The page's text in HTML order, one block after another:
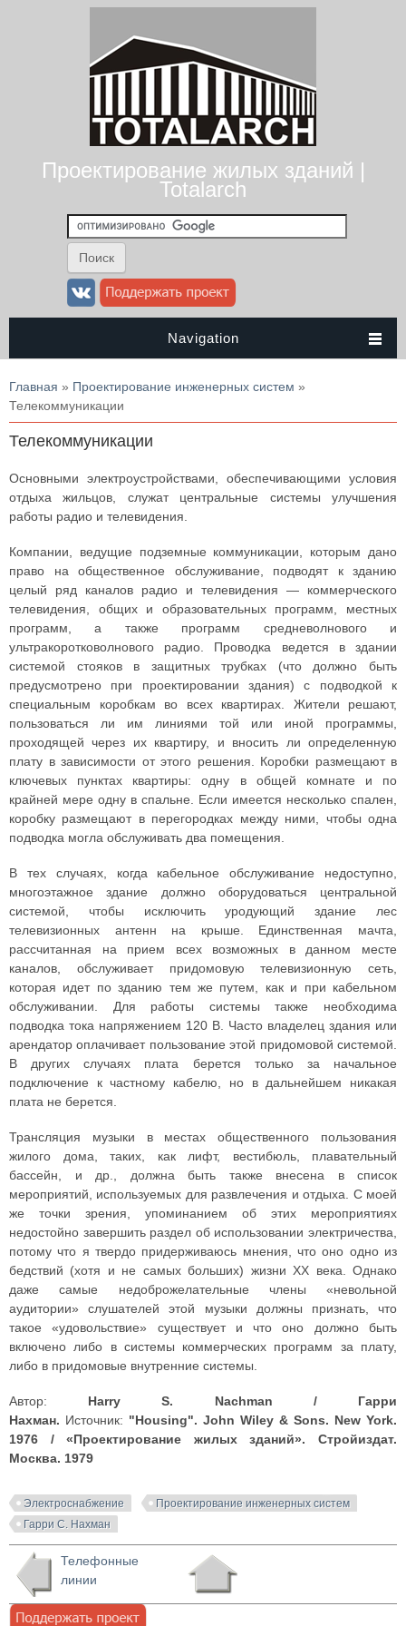
Проектирование жилых зданий |
Totalarch
Navigation
Вы здесь
Главная » Проектирование инженерных систем »
Телекоммуникации
Телекоммуникации
Основными электроустройствами, обеспечивающими условия
отдыха жильцов, служат центральные системы улучшения
работы радио и телевидения.
Компании, ведущие подземные коммуникации, которым дано
право на общественное обслуживание, подводят к зданию
целый ряд каналов радио и телевидения — коммерческого
телевидения, общих и образовательных программ, местных
программ, а также программ средневолнового и
ультракоротковолнового радио. Проводка ведется в здании
системой стояков в защитных трубках (что должно быть
предусмотрено при проектировании здания) с подводкой к
специальным коробкам во всех квартирах. Жители решают,
пользоваться ли им линиями той или иной программы,
проходящей через их квартиру, и вносить ли определенную
плату в зависимости от этого решения. Коробки размещают в
ключевых пунктах квартиры: одну в общей комнате и по
крайней мере одну в спальне. Если имеется несколько спален,
коробку размещают в перегородках между ними, чтобы одна
подводка могла обслуживать два помещения.
В тех случаях, когда кабельное обслуживание недоступно,
многоэтажное здание должно оборудоваться центральной
системой, чтобы исключить уродующий здание лес
телевизионных антенн на крыше. Единственная мачта,
рассчитанная на прием всех возможных в данном месте
каналов, обслуживает придомовую телевизионную сеть,
которая идет по зданию тем же путем, как и при кабельном
обслуживании. Для работы системы также необходима
подводка тока напряжением 120 В. Часто владелец здания или
арендатор оплачивает пользование этой придомовой системой.
В других случаях плата берется только за начальное
подключение к частному кабелю, но в дальнейшем никакая
плата не берется.
Трансляция музыки в местах общественного пользования
жилого дома, таких, как лифт, вестибюль, плавательный
бассейн, и др., должна быть также внесена в список
мероприятий, используемых для развлечения и отдыха. С моей
же точки зрения, упоминанием об этих мероприятиях
недостойно завершить раздел об использовании электричества,
потому что я твердо придерживаюсь мнения, что оно одно из
бедствий (хотя и не самых больших) жизни XX века. Однако
даже самые недоброжелательные члены «невольной
аудитории» слушателей этой музыки должны признать, что
такое «удовольствие» существует и что оно должно быть
включено либо в системы коммерческих программ за плату,
либо в придомовые внутренние системы.
Автор: Harry S. Nachman / Гарри
Нахман. Источник: "Housing". John Wiley & Sons. New York.
1976 / «Проектирование жилых зданий». Стройиздат.
Москва. 1979
Электроснабжение
Проектирование инженерных систем
Гарри С. Нахман
Телефонные
линии